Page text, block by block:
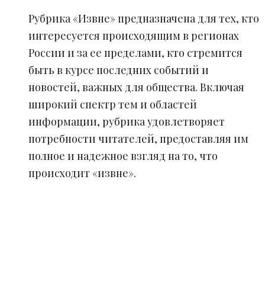
Рубрика «Извне» предназначена для тех, кто
интересуется происходящим в регионах
России и за ее пределами, кто стремится
быть в курсе последних событий и
новостей, важных для общества. Включая
широкий спектр тем и областей
информации, рубрика удовлетворяет
потребности читателей, предоставляя им
полное и надежное взгляд на то, что
происходит «извне».